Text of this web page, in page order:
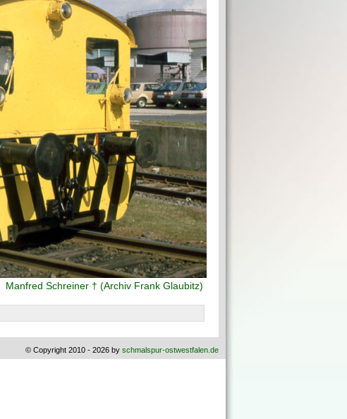
Manfred Schreiner † (Archiv Frank Glaubitz)
© Copyright 2010 - 2026 by schmalspur-ostwestfalen.de